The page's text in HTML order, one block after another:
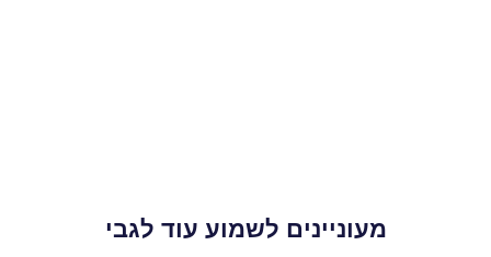
מעוניינים לשמוע עוד לגבי